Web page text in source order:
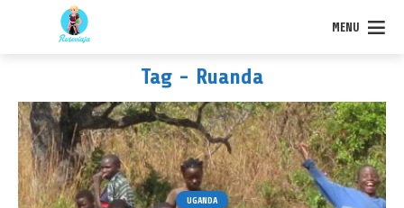
MENU
Tag - Ruanda
UGANDA